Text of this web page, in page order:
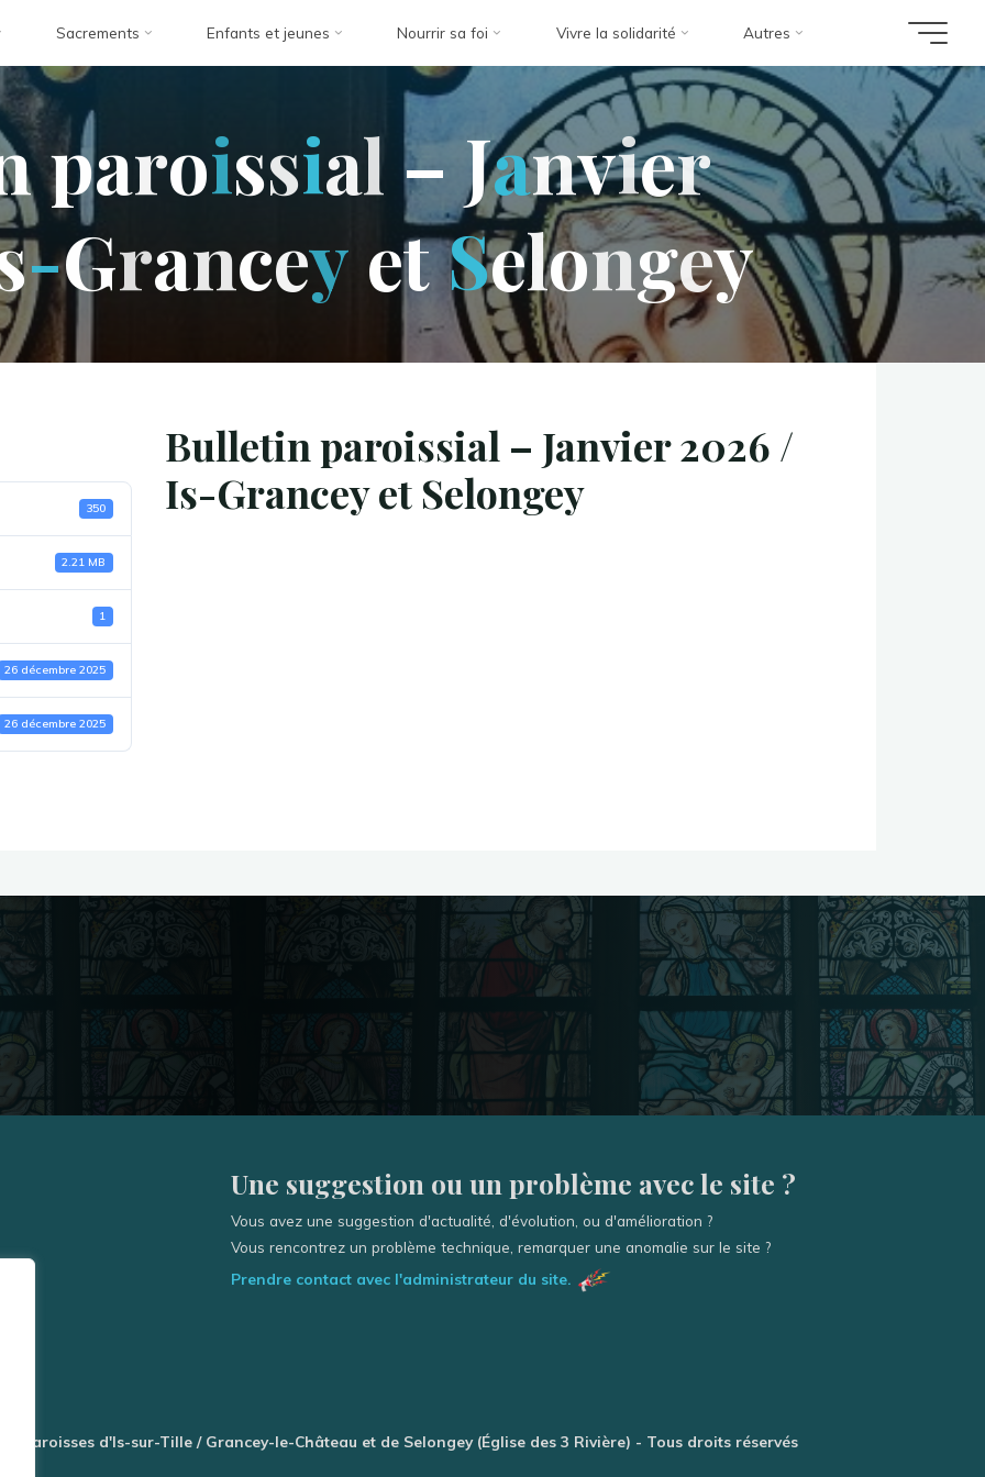
Sacrements Enfants et jeunes Nourrir sa foi Vivre la solidarité Autres
paroissial –Janvier
-Grancey etSelongey
350
2.21 MB
1
26 décembre 2025
26 décembre 2025
Bulletin paroissial – Janvier 2026 /
Is-Grancey et Selongey
Une suggestion ou un problème avec le site ?
Vous avez une suggestion d'actualité, d'évolution, ou d'amélioration ?
Vous rencontrez un problème technique, remarquer une anomalie sur le site ?
Prendre contact avec l'administrateur du site.
Paroisses d'Is-sur-Tille / Grancey-le-Château et de Selongey (Église des 3 Rivière) - Tous droits réservés